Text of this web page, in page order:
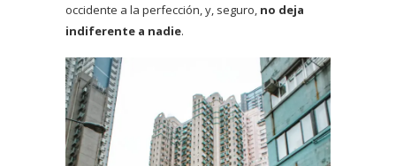
occidente a la perfección, y, seguro, no deja
indiferente a nadie.